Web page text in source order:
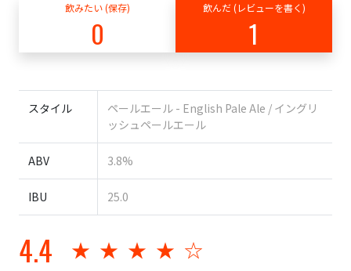
飲みたい (保存)
0
飲んだ (レビューを書く)
1
スタイル
ペールエール - English Pale Ale / イングリ
ッシュペールエール
ABV 3.8%
IBU 25.0
4.4 ★★★★☆